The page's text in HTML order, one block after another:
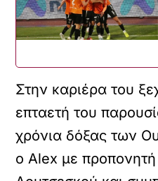
Στην καριέρα του
επταετή του
χρόνια δόξας των
ο Alex με